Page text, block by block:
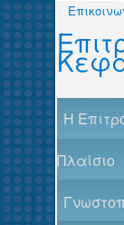
H
Πλαίσιο